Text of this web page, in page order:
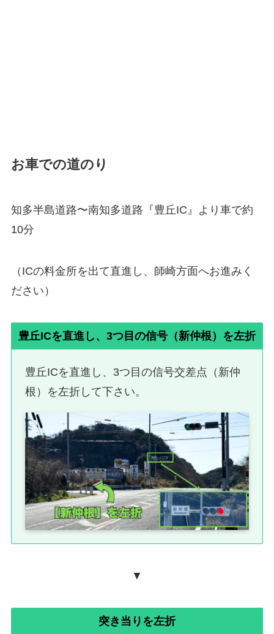
お車での道のり
知多半島道路〜南知多道路『豊丘IC』より車で約
10分
（ICの料金所を出て直進し、師崎方面へお進みく
ださい）
豊丘ICを直進し、3つ目の信号（新仲根）を左折
豊丘ICを直進し、3つ目の信号交差点（新仲
根）を左折して下さい。
▼
突き当りを左折